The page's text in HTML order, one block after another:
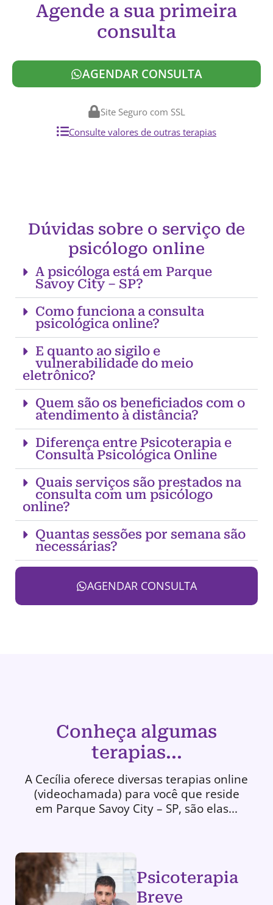
Agende a sua primeira
consulta
AGENDAR CONSULTA
Site Seguro com SSL
Consulte valores de outras terapias
Dúvidas sobre o serviço de
psicólogo online
A psicóloga está em Parque
Savoy City – SP?
Como funciona a consulta
psicológica online?
E quanto ao sigilo e
vulnerabilidade do meio
eletrônico?
Quem são os beneficiados com o
atendimento à distância?
Diferença entre Psicoterapia e
Consulta Psicológica Online
Quais serviços são prestados na
consulta com um psicólogo
online?
Quantas sessões por semana são
necessárias?
AGENDAR CONSULTA
Conheça algumas
terapias...
A Cecília oferece diversas terapias online
(videochamada) para você que reside
em Parque Savoy City – SP, são elas...
Psicoterapia
Breve